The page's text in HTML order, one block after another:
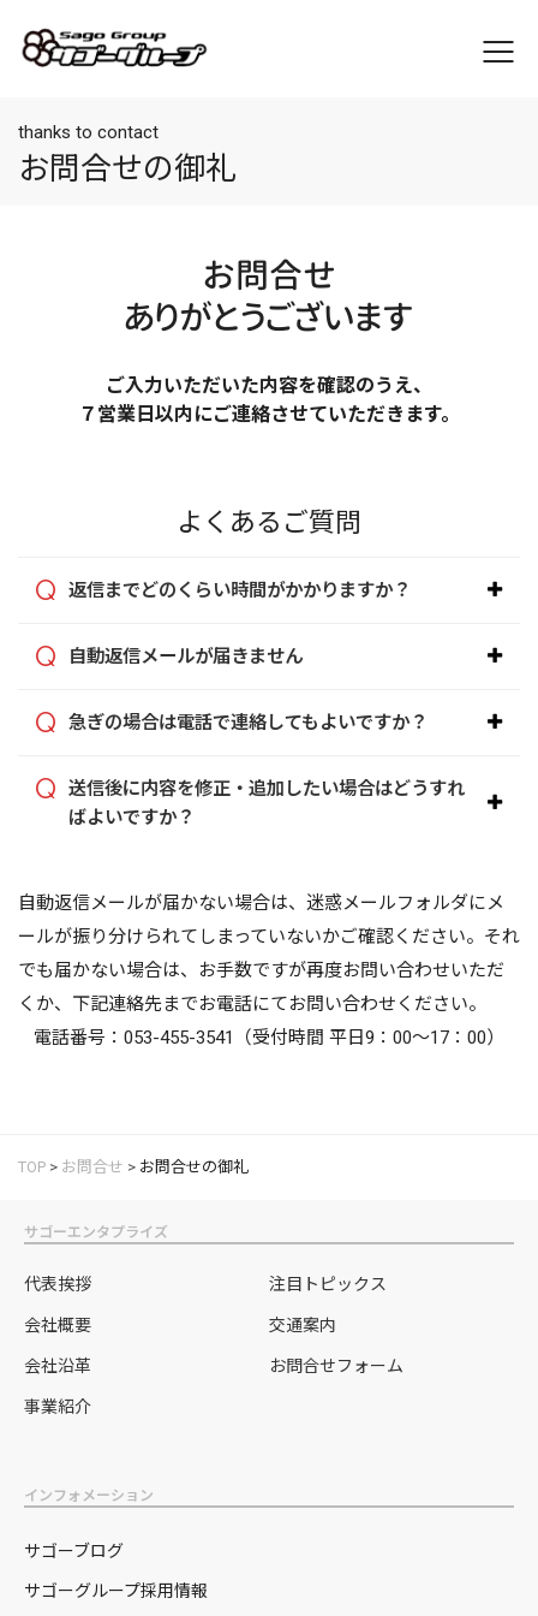
thanks to contact
お問合せの御礼
お問合せ
ありがとうございます
ご入力いただいた内容を確認のうえ、
７営業日以内にご連絡させていただきます。
よくあるご質問
返信までどのくらい時間がかかりますか？
自動返信メールが届きません
急ぎの場合は電話で連絡してもよいですか？
送信後に内容を修正・追加したい場合はどうすれ
ばよいですか？
自動返信メールが届かない場合は、迷惑メールフォルダにメ
ールが振り分けられてしまっていないかご確認ください。それ
でも届かない場合は、お手数ですが再度お問い合わせいただ
くか、下記連絡先までお電話にてお問い合わせください。
電話番号：053-455-3541（受付時間 平日9：00〜17：00）
TOP > お問合せ > お問合せの御礼
サゴーエンタプライズ
代表挨拶 注目トピックス
会社概要 交通案内
会社沿革 お問合せフォーム
事業紹介
インフォメーション
サゴーブログ
サゴーグループ採用情報